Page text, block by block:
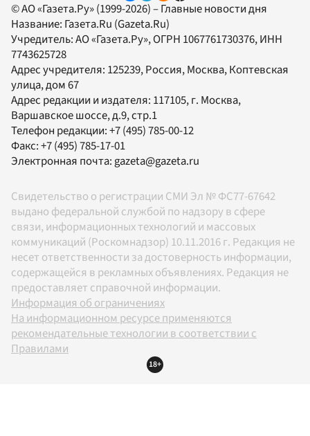
© АО «Газета.Ру» (1999-2026) – Главные новости дня
Название: Газета.Ru (Gazeta.Ru)
Учредитель:АО «Газета.Ру», ОГРН 1067761730376, ИНН
7743625728
Адрес учредителя: 125239, Россия, Москва, Коптевская
улица, дом 67
Адрес редакции и издателя: 117105, г. Москва,
Варшавское шоссе, д.9, стр.1
Телефон редакции:+7 (495) 785-00-12
Факс:+7 (495) 785-17-01
Электронная почта:gazeta@gazeta.ru
Свидетельство о регистрации СМИ Эл № ФС77-67642
выдано федеральной службой по надзору в сфере
связи, информационных технологий и массовых
коммуникаций (Роскомнадзор) 10.11.2016 г. Редакция не
несет ответственности за достоверность информации,
содержащейся в рекламных объявлениях. Редакция не
предоставляет справочной информации.
Информация об ограничениях
На информационном ресурсе применяются
рекомендательные технологии в соответствии с
Правилами
18+